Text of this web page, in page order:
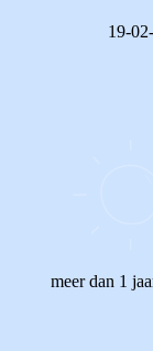
19-
meer dan 1